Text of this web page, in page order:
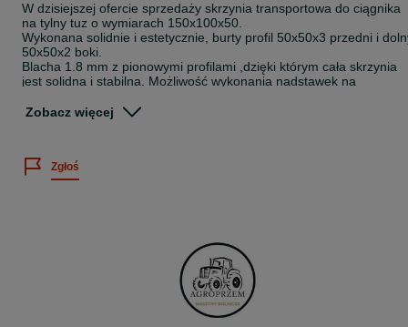
W dzisiejszej ofercie sprzedaży skrzynia transportowa do ciągnika
na tylny tuz o wymiarach 150x100x50.
Wykonana solidnie i estetycznie, burty profil 50x50x3 przedni i
50x50x2 boki.
Blacha 1.8 mm z pionowymi profilami ,dzięki którym cała skrzynia
jest solidna i stabilna. Możliwość wykonania nadstawek na
Podana cena dotyczy skrzyni bez kipra ręcznego i hydraulicznego.
*skrzynie bez kipra
* skrzynie z kiprem
Dostawa na terenie całego kraju.
Płatność na miejscu u kierowcy .
Zobacz więcej
Zgłoś